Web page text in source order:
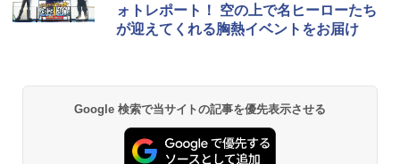
ォトレポート！ 空の上で名ヒーローたち
が迎えてくれる胸熱イベントをお届け
Google 検索で当サイトの記事を優先表示させる